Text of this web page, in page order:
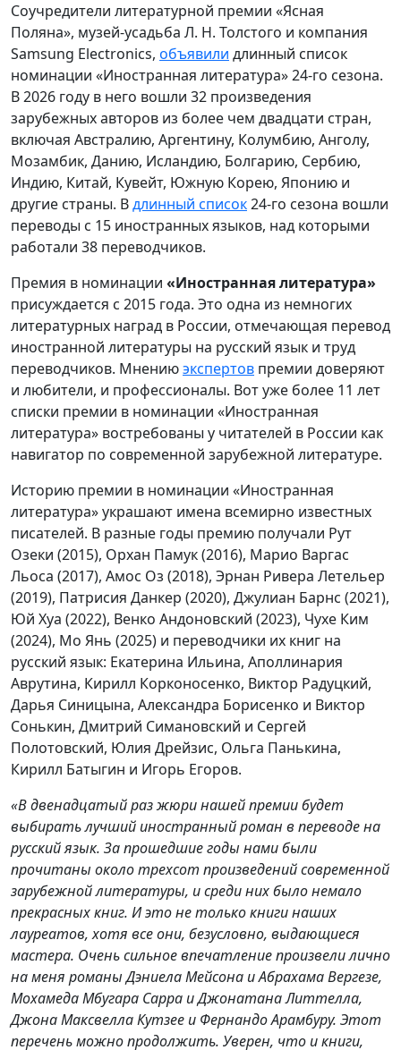
Соучредители литературной премии «Ясная
Поляна», музей-усадьба Л. Н. Толстого и компания
Samsung Electronics, объявили длинный список
номинации «Иностранная литература» 24-го сезона.
В 2026 году в него вошли 32 произведения
зарубежных авторов из более чем двадцати стран,
включая Австралию, Аргентину, Колумбию, Анголу,
Мозамбик, Данию, Исландию, Болгарию, Сербию,
Индию, Китай, Кувейт, Южную Корею, Японию и
другие страны. Вдлинный список24-го сезона вошли
переводы с 15 иностранных языков, над которыми
работали 38 переводчиков.
Премия в номинации «Иностранная литература»
присуждается с 2015 года. Это одна из немногих
литературных наград в России, отмечающая перевод
иностранной литературы на русский язык и труд
переводчиков. Мнениюэкспертов премии доверяют
и любители, и профессионалы. Вот уже более 11 лет
списки премии в номинации «Иностранная
литература» востребованы у читателей в России как
навигатор по современной зарубежной литературе.
Историю премии в номинации «Иностранная
литература» украшают имена всемирно известных
писателей. В разные годы премию получали Рут
Озеки (2015), Орхан Памук (2016), Марио Варгас
Льоса (2017), Амос Оз (2018), Эрнан Ривера Летельер
(2019), Патрисия Данкер (2020), Джулиан Барнс (2021),
Юй Хуа (2022), Венко Андоновский (2023), Чухе Ким
(2024), Мо Янь (2025) и переводчики их книг на
русский язык: Екатерина Ильина, Аполлинария
Аврутина, Кирилл Корконосенко, Виктор Радуцкий,
Дарья Синицына, Александра Борисенко и Виктор
Сонькин, Дмитрий Симановский и Сергей
Полотовский, Юлия Дрейзис, Ольга Панькина,
Кирилл Батыгин и Игорь Егоров.
«В двенадцатый раз жюри нашей премии будет
выбирать лучший иностранный роман в переводе на
русский язык. За прошедшие годы нами были
прочитаны около трехсот произведений современной
зарубежной литературы, и среди них было немало
прекрасных книг. И это не только книги наших
лауреатов, хотя все они, безусловно, выдающиеся
мастера. Очень сильное впечатление произвели лично
на меня романы Дэниела Мейсона и Абрахама Вергезе,
Мохамеда Мбугара Сарра и Джонатана Литтелла,
Джона Максвелла Кутзее и Фернандо Арамбуру. Этот
перечень можно продолжить. Уверен, что и книги,